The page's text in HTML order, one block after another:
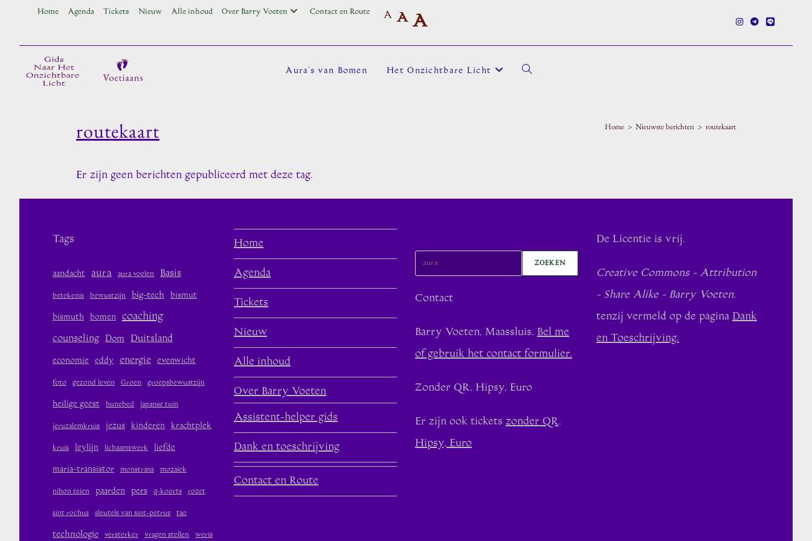
Home Agenda Tickets Nieuw Alle inhoud Over Barry Voeten Contact en Route A A A
Aura’s van Bomen Het Onzichtbare Licht Toggle
routekaart Home > Nieuwste berichten > routekaart
Er zijn geen berichten gepubliceerd met deze tag.
Tags
aandacht aura aura voelen Basis
betekenis bewustzijn big-tech bismut
bismuth bomen coaching
counseling Dom Duitsland
economie eddy energie evenwicht
foto gezond leven Groen groepsbewustzijn
heilige geest hunebed japanse tuin
jeruzalemkruis jezus kinderen krachtplek
kruis leylijn lichaamswerk liefde
maria-transistor monstrans mozaïek
nihon teien paarden pers q-koorts rozet
sint rochus sleutels van sint-petrus tao
technologie versterker vragen stellen weris
Home
Agenda
Tickets
Nieuw
Alle inhoud
Over Barry Voeten
Assistent-helper gids
Dank en toeschrijving
Contact en Route
ZOEKEN
Contact
Barry Voeten, Maassluis. Bel me
of gebruik het contact formulier.
Zonder QR, Hipsy, Euro
Er zijn ook tickets zonder QR,
Hipsy, Euro
De Licentie is vrij.
Creative Commons - Attribution
- Share Alike - Barry Voeten,
tenzij vermeld op de pagina Dank
en Toeschrijving.